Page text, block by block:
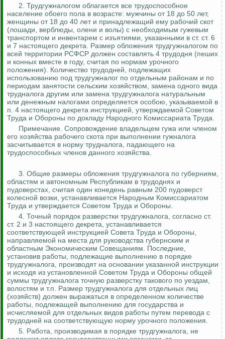
2. Трудгужналогом облагается все трудоспособное
население обоего пола в возрасте: мужчины от 18 до 50 лет,
женщины от 18 до 40 лет и принадлежащий ему рабочий скот
(лошади, верблюды, олени и волы) с необходимым гужевым
транспортом и инвентарем с изъятиями, указанными в ст. ст. 6
и 7 настоящего декрета. Размер обложения трудгужналогом по
всей территории РСФСР должен составлять 4 трудодня (пеших
и конных вместе в году, считая по нормам урочного
положения). Количество трудодней, подлежащих
использованию под трудгужналог по отдельным районам и по
периодам занятости сельским хозяйством, замена одного вида
трудналога другим или замена трудгужналога натуральным
или денежным налогами определяется особою, указываемой в
п. 4 настоящего декрета инструкцией, утверждаемой Советом
Труда и Обороны по докладу Народного Комиссариата Труда.
Примечание. Сопровождение владельцем гужа или членом
его хозяйства рабочего скота при выполнении гужналога
засчитывается в норму трудналога, падающего на
трудоспособных членов данного хозяйства.
3. Общие размеры обложения трудгужналога по губерниям,
областям и автономным Республикам в трудоднях и
пудоверстах, считая один конедень равным 200 пудоверст
колесной возки, устанавливается Народным Комиссариатом
Труда и утверждается Советом Труда и Обороны.
4. Точный порядок разверстки трудгужналога, согласно ст.
ст. 2 и 3 настоящего декрета, устанавливается
соответствующей инструкцией Совета Труда и Обороны,
направляемой на места для руководства губернским и
областным Экономическим Совещаниям. Последние,
установив работы, подлежащие выполнению в порядке
трудгужналога, производят на основании указанной инструкции
и исходя из установленной Советом Труда и Обороны общей
суммы трудгужналога точную разверстку такового по уездам,
волостям и т.п. Размер трудгужналога для отдельных лиц
(хозяйств) должен выражаться в определенном количестве
работы, подлежащей выполнению для государства и
исчисляемой для отдельных видов работы путем перевода с
трудодней на соответствующую норму урочного положения.
5. Работа, производимая в порядке трудгужналога, не